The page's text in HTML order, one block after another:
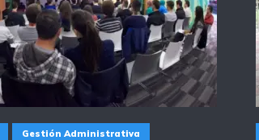
Gestión Administrativa